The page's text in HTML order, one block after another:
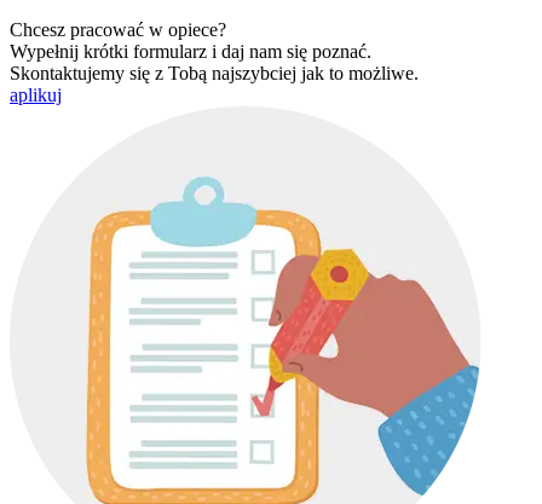
Chcesz pracować w opiece?
Wypełnij krótki formularz i daj nam się poznać.
Skontaktujemy się z Tobą najszybciej jak to możliwe.
aplikuj